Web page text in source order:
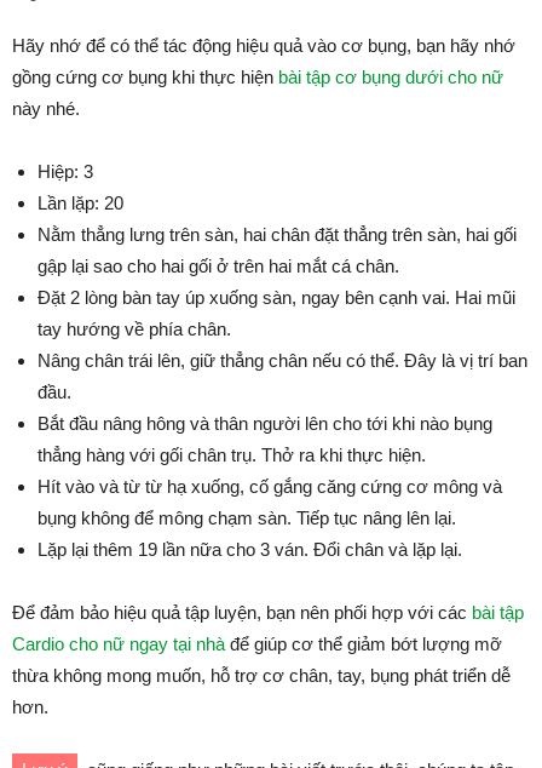
Hãy nhớ để có thể tác động hiệu quả vào cơ bụng, bạn hãy nhớ
gồng cứng cơ bụng khi thực hiện bài tập cơ bụng dưới cho nữ
này nhé.
Hiệp: 3
Lần lặp: 20
Nằm thẳng lưng trên sàn, hai chân đặt thẳng trên sàn, hai gối
gập lại sao cho hai gối ở trên hai mắt cá chân.
Đặt 2 lòng bàn tay úp xuống sàn, ngay bên cạnh vai. Hai mũi
tay hướng về phía chân.
Nâng chân trái lên, giữ thẳng chân nếu có thể. Đây là vị trí ban
đầu.
Bắt đầu nâng hông và thân người lên cho tới khi nào bụng
thẳng hàng với gối chân trụ. Thở ra khi thực hiện.
Hít vào và từ từ hạ xuống, cố gắng căng cứng cơ mông và
bụng không để mông chạm sàn. Tiếp tục nâng lên lại.
Lặp lại thêm 19 lần nữa cho 3 ván. Đổi chân và lặp lại.
Để đảm bảo hiệu quả tập luyện, bạn nên phối hợp với các bài tập
Cardio cho nữ ngay tại nhà để giúp cơ thể giảm bớt lượng mỡ
thừa không mong muốn, hỗ trợ cơ chân, tay, bụng phát triển dễ
hơn.